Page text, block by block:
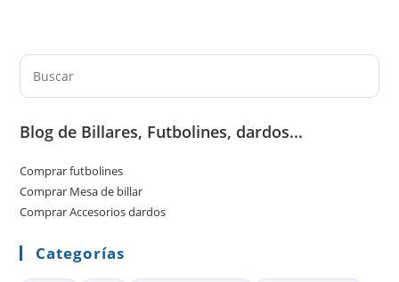
Blog de Billares, Futbolines, dardos...
Comprar futbolines
Comprar Mesa de billar
Comprar Accesorios dardos
Categorías